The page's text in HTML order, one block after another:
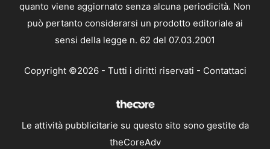
quanto viene aggiornato senza alcuna periodicità. Non
può pertanto considerarsi un prodotto editoriale ai
sensi della legge n. 62 del 07.03.2001
Copyright ©2026 - Tutti i diritti riservati - Contattaci
Le attività pubblicitarie su questo sito sono gestite da
theCoreAdv